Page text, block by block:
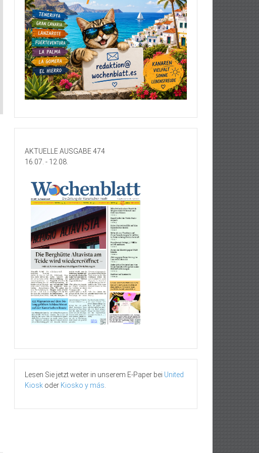
AKTUELLE AUSGABE 474
16.07. - 12.08.
Lesen Sie jetzt weiter in unserem E-Paper bei United
Kiosk oder Kiosko y más